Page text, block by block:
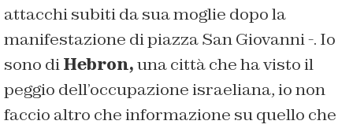
attacchi subiti da sua moglie dopo la
manifestazione di piazza San Giovanni -. Io
sono diHebron,una città che ha visto il
peggio dell’occupazione israeliana, io non
faccio altro che informazione su quello che